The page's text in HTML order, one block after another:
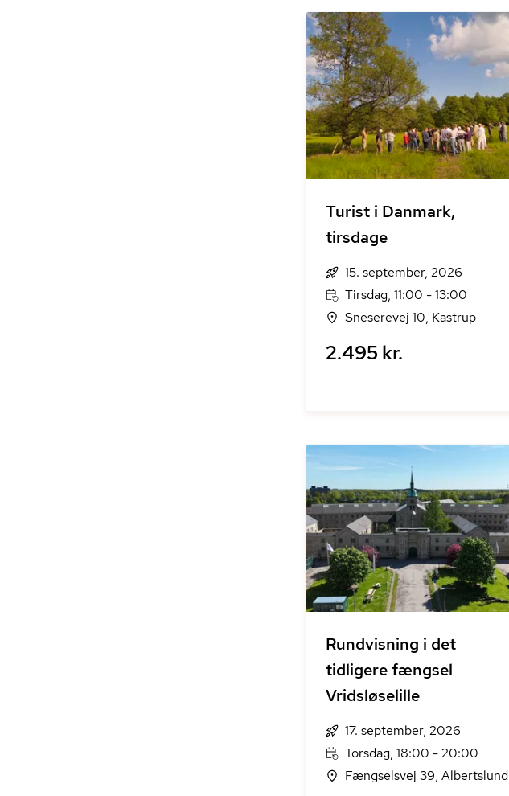
Turist i Danmark,
tirsdage
15. september, 2026
Tirsdag, 11:00 - 13:00
Sneserevej 10, Kastrup
2.495 kr.
Rundvisning i det
tidligere fængsel
Vridsløselille
17. september, 2026
Torsdag, 18:00 - 20:00
Fængselsvej 39, Albertslund